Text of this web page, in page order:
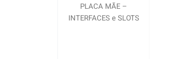
PLACA MÃE –
INTERFACES e SLOTS